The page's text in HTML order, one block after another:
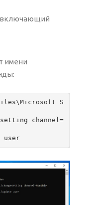
включающий
имени
  OfficeC2RClient.exe /update user